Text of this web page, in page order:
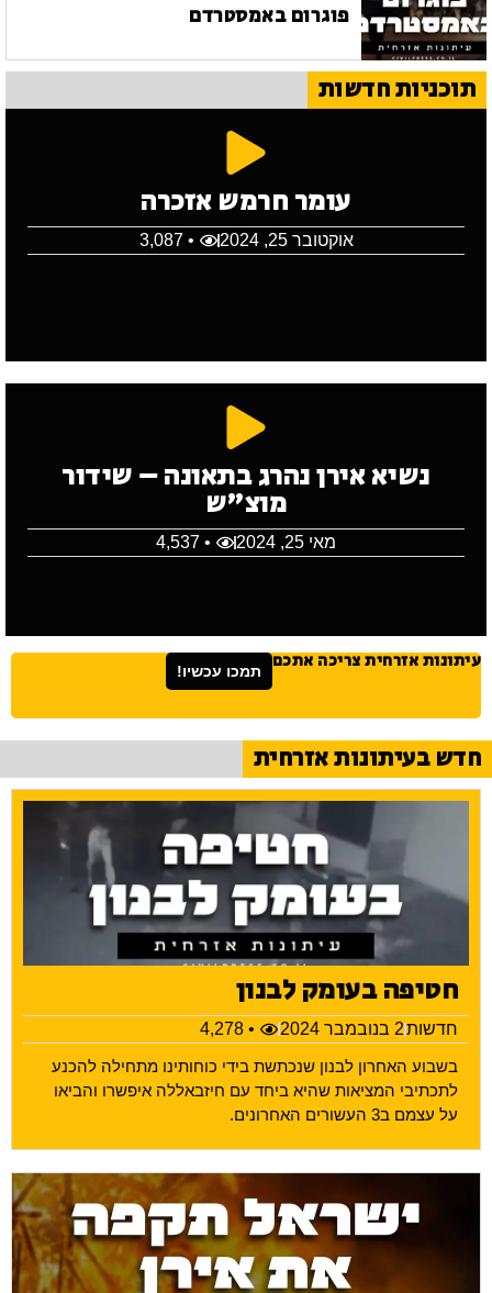
פוגרום באמסטרדם
תוכניות חדשות
עומר חרמש אזכרה
אוקטובר 25, 2024 • 3,087
נשיא אירן נהרג בתאונה – שידור
מוצ"ש
מאי 25, 2024 • 4,537
עיתונות אזרחית צריכה אתכם תמכו עכשיו!
חדש בעיתונות אזרחית
חטיפה בעומק לבנון
חדשות2 בנובמבר 2024
• 4,278
בשבוע האחרון לבנון שנכתשת בידי כוחותינו מתחילה להכנע
לתכתיבי המציאות שהיא ביחד עם חיזבאללה איפשרו והביאו
על עצמם ב3 העשורים האחרונים.